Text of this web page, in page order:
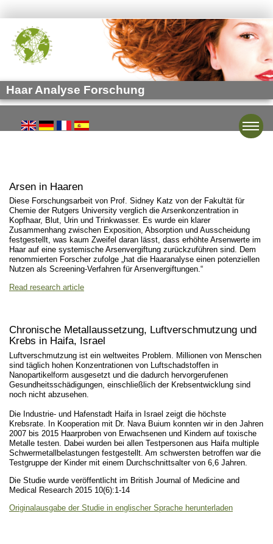
Haar Analyse Forschung
Arsen in Haaren
Diese Forschungsarbeit von Prof. Sidney Katz von der Fakultät für
Chemie der Rutgers University verglich die Arsenkonzentration in
Kopfhaar, Blut, Urin und Trinkwasser. Es wurde ein klarer
Zusammenhang zwischen Exposition, Absorption und Ausscheidung
festgestellt, was kaum Zweifel daran lässt, dass erhöhte Arsenwerte im
Haar auf eine systemische Arsenvergiftung zurückzuführen sind. Dem
renommierten Forscher zufolge „hat die Haaranalyse einen potenziellen
Nutzen als Screening-Verfahren für Arsenvergiftungen.“
Read research article
Chronische Metallaussetzung, Luftverschmutzung und
Krebs in Haifa, Israel
Luftverschmutzung ist ein weltweites Problem. Millionen von Menschen
sind täglich hohen Konzentrationen von Luftschadstoffen in
Nanopartikelform ausgesetzt und die dadurch hervorgerufenen
Gesundheitsschädigungen, einschließlich der Krebsentwicklung sind
noch nicht abzusehen.
Die Industrie- und Hafenstadt Haifa in Israel zeigt die höchste
Krebsrate. In Kooperation mit Dr. Nava Buium konnten wir in den Jahren
2007 bis 2015 Haarproben von Erwachsenen und Kindern auf toxische
Metalle testen. Dabei wurden bei allen Testpersonen aus Haifa multiple
Schwermetallbelastungen festgestellt. Am schwersten betroffen war die
Testgruppe der Kinder mit einem Durchschnittsalter von 6,6 Jahren.
Die Studie wurde veröffentlicht im British Journal of Medicine and
Medical Research 2015 10(6):1-14
Originalausgabe der Studie in englischer Sprache herunterladen